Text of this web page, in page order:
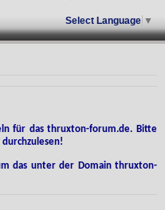
Select Language ▼
für das thruxton-forum.de. Bitte
das unter der Domain thruxton-